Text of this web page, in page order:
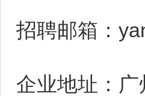
招聘邮箱：
企业地址：